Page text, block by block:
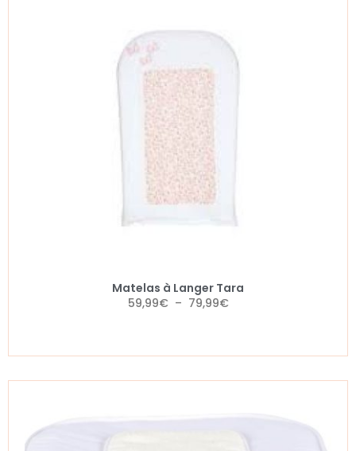
Matelas à Langer Tara
59,99€ – 79,99€